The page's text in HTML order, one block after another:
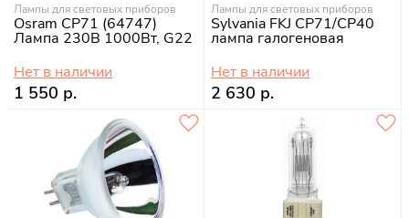
Лампы для световых приборов
Osram CP71 (64747)
Лампа 230В 1000Вт, G22
Нет в наличии
1 550 р.
Лампы для световых приборов
Sylvania FKJ CP71/CP40
лампа галогеновая
Нет в наличии
2 630 р.